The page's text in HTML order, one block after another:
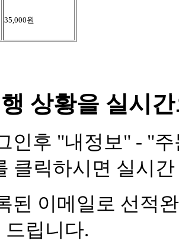
35,000원
상황을 실시
인후 "내정보" - "
클릭하시면 실시
된 이메일로 선적
드립니다.